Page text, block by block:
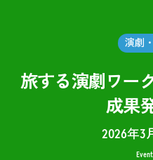
演劇
旅する演劇ワー
成果
2026年3